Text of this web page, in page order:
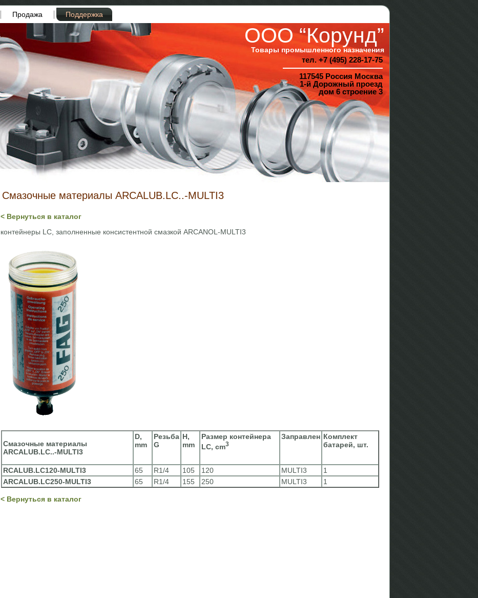
Продажа Поддержка
ООО “Корунд”
Товары промышленного назначения
тел. +7 (495) 228-17-75
117545 Россия Москва
1-й Дорожный проезд
дом 6 строение 3
Смазочные материалы ARCALUB.LC..-MULTI3
< Вернуться в каталог
контейнеры LC, заполненные консистентной смазкой ARCANOL-MULTI3
Смазочные материалы
ARCALUB.LC..-MULTI3
D,
mm
Резьба
G
H,
mm
Размер контейнера
LC, cm3
Заправлен Комплект
батарей, шт.
RCALUB.LC120-MULTI3 65 R1/4 105 120 MULTI3
1
ARCALUB.LC250-MULTI3
65 R1/4 155 250 MULTI3 1
< Вернуться в каталог